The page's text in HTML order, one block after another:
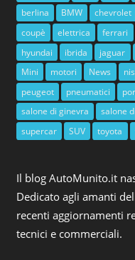
berlina
BMW chevrolet
coupè
elettrica ferrari
hyundai
ibrida jaguar
Mini
motori News
peugeot
pneumatici
salone di ginevra
salone
supercar
SUV toyota
Il blog AutoMunito.it
Dedicato agli amanti
recenti aggiornamenti
tecnici e commerciali.